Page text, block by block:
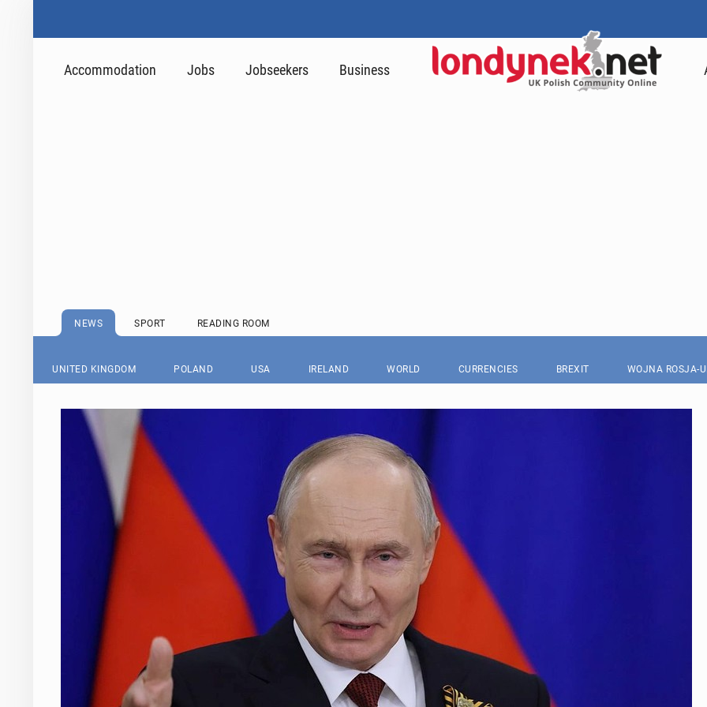
Accommodation Jobs Jobseekers Business
NEWS SPORT READING ROOM
UNITED KINGDOM POLAND USA IRELAND WORLD CURRENCIES BREXIT WOJNA ROSJA-